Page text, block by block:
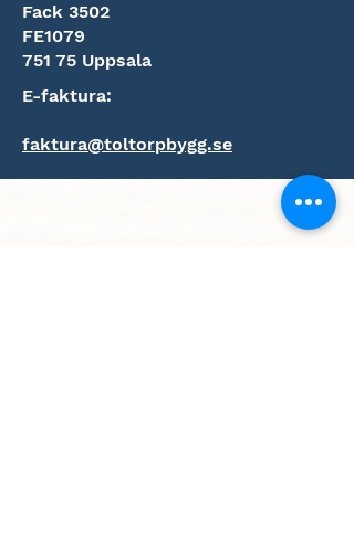
Fack 3502
FE1079
751 75 Uppsala
E-faktura:
faktura@toltorpbygg.se